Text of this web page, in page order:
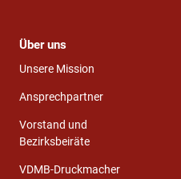
Über uns
Unsere Mission
Ansprechpartner
Vorstand und
Bezirksbeiräte
VDMB-Druckmacher